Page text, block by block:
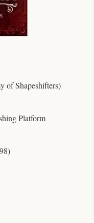
of Shapeshifters)
Platform